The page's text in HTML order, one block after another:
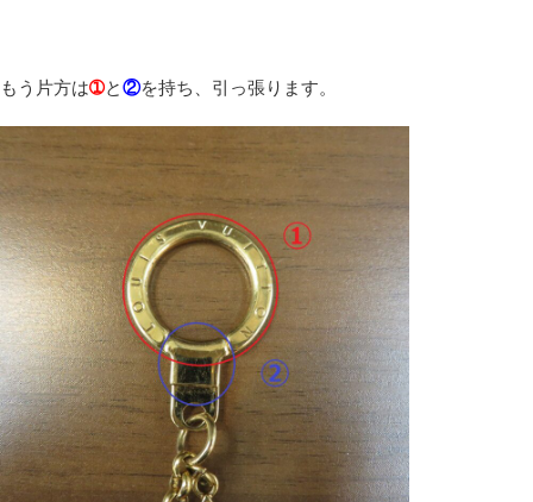
もう片方は➀と②を持ち、引っ張ります。